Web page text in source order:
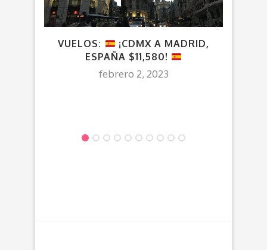
VUELOS:
¡CDMX A MADRID,
ESPAÑA $11,580!
febrero 2, 2023